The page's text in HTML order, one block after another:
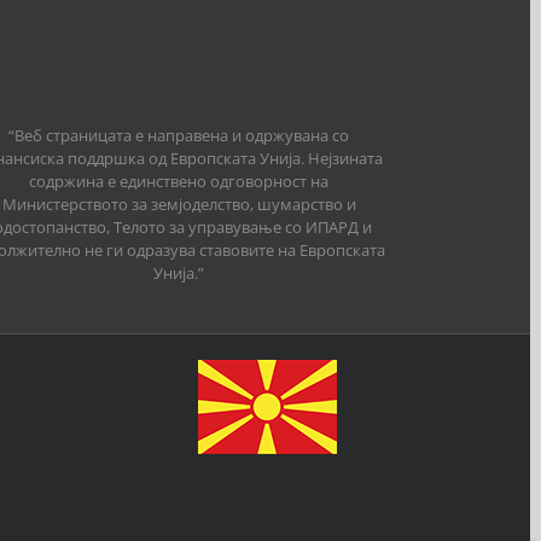
“Веб страницата е направена и одржувана со
поддршка од Европската Унија. Нејзината
содржина е единствено одговорност на
Министерството за земјоделство, шумарство и
Телото за управување со ИПАРД и
не ги одразува ставовите на Европската
Унија.”